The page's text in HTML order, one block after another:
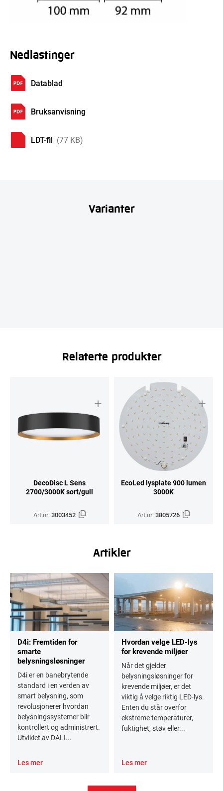
Nedlastinger
Datablad
Bruksanvisning
LDT-fil (77 KB)
Varianter
Relaterte produkter
DecoDisc L Sens
2700/3000K sort/gull
Art.nr:3003452
EcoLed lysplate 900 lumen
3000K
Art.nr:3805726
Artikler
D4i: Fremtiden for
smarte
belysningsløsninger
D4i er en banebrytende
standard i en verden av
smart belysning, som
revolusjonerer hvordan
belysningssystemer blir
kontrollert og administrert.
Utviklet av DALI...
Les mer
Hvordan velge LED-lys
for krevende miljøer
Når det gjelder
belysningsløsninger for
krevende miljøer, er det
viktig å velge riktig LED-lys.
Enten du står overfor
ekstreme temperaturer,
fuktighet, støv eller...
Les mer